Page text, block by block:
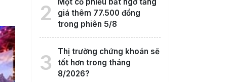
2
giá thêm 77.500 đồng
trong phiên 5/8
3
Thị trường chứng khoán sẽ
tốt hơn trong tháng
8/2026?